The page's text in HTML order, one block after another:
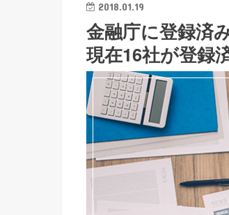
2018.01.19
金融庁に登録済
現在16社が登録